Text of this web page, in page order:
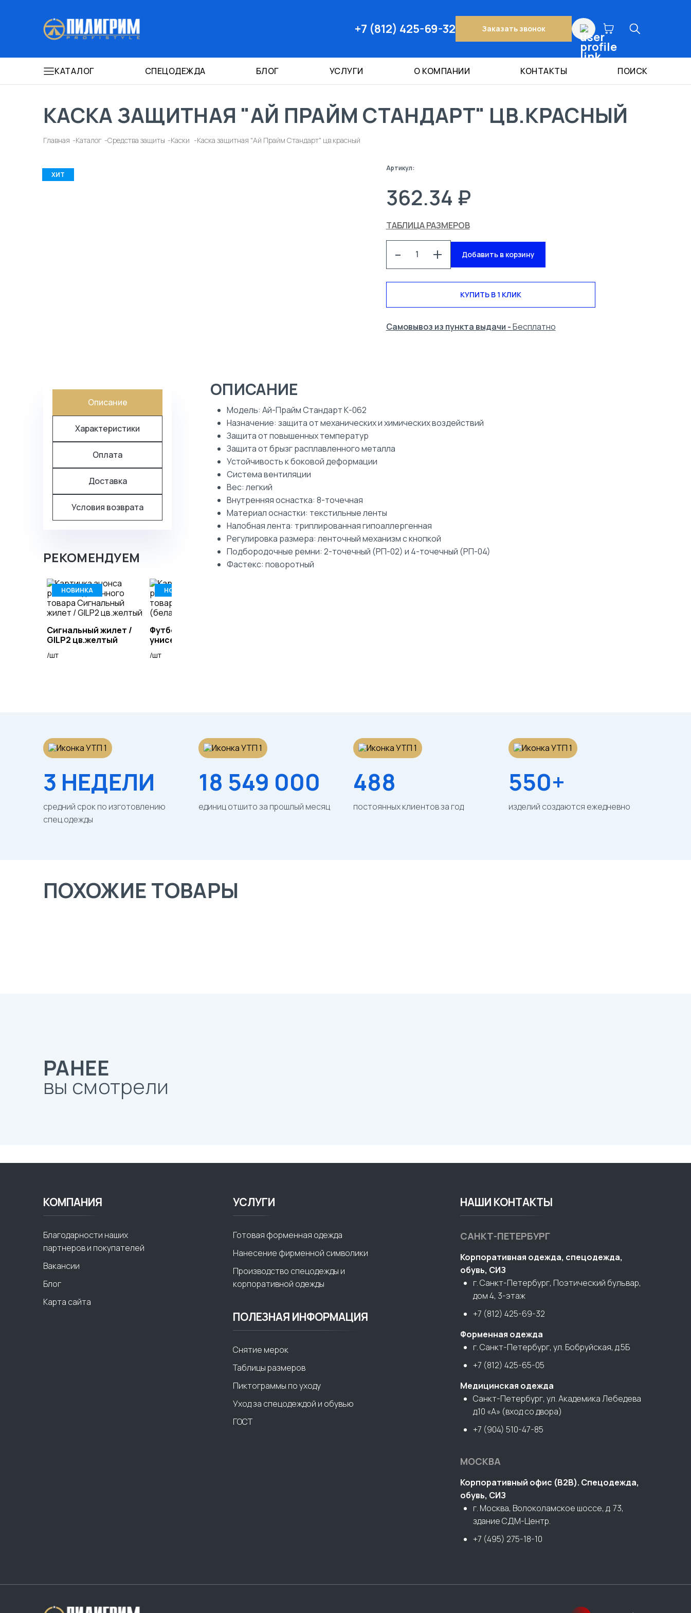
+7 (812) 425-69-32 Заказать звонок
КАТАЛОГ СПЕЦОДЕЖДА БЛОГ УСЛУГИ О КОМПАНИИ КОНТАКТЫ ПОИСК
СПЕЦОДЕЖДА
КАСКА ЗАЩИТНАЯ "АЙ ПРАЙМ СТАНДАРТ" ЦВ.КРАСНЫЙ
Главная Каталог Средства защиты Каски Каска защитная "Ай Прайм Стандарт" цв.красный
ХИТ
Артикул:
362.34 ₽
ТАБЛИЦА РАЗМЕРОВ
- + Добавить в корзину
КУПИТЬ В 1 КЛИК
Самовывоз из пункта выдачи -Бесплатно
Описание
Характеристики
Оплата
Доставка
Условия возврата
РЕКОМЕНДУЕМ
НОВИНКА
Сигнальный жилет /
GILP2 цв.желтый
/шт
НОВИНКА
Футболка (белая)
унисекс
/шт
ОПИСАНИЕ
Модель: Ай-Прайм Стандарт К-062
Назначение: защита от механических и химических воздействий
Защита от повышенных температур
Защита от брызг расплавленного металла
Устойчивость к боковой деформации
Система вентиляции
Вес: легкий
Внутренняя оснастка: 8-точечная
Материал оснастки: текстильные ленты
Налобная лента: триплированная гипоаллергенная
Регулировка размера: ленточный механизм с кнопкой
Подбородочные ремни: 2-точечный (РП-02) и 4-точечный (РП-04)
Фастекс: поворотный
3 НЕДЕЛИ
средний срок по изготовлению
спец.одежды
18 549 000
единиц отшито за прошлый месяц
488
постоянных клиентов за год
550+
изделий создаются ежедневно
ПОХОЖИЕ ТОВАРЫ
РАНЕЕ
вы смотрели
КОМПАНИЯ
Благодарности наших
партнеров и покупателей
Вакансии
Блог
Карта сайта
УСЛУГИ
Готовая форменная одежда
Нанесение фирменной символики
Производство спецодежды и
корпоративной одежды
ПОЛЕЗНАЯ ИНФОРМАЦИЯ
Снятие мерок
Таблицы размеров
Пиктограммы по уходу
Уход за спецодеждой и обувью
ГОСТ
НАШИ КОНТАКТЫ
САНКТ-ПЕТЕРБУРГ
Корпоративная одежда, спецодежда,
обувь, СИЗ
г. Санкт-Петербург, Поэтический бульвар,
дом 4, 3-этаж
+7 (812) 425-69-32
Форменная одежда
г. Санкт-Петербург, ул. Бобруйская, д.5Б
+7 (812) 425-65-05
Медицинская одежда
Санкт-Петербург, ул. Академика Лебедева
д.10 «А» (вход со двора)
+7 (904) 510-47-85
МОСКВА
Корпоративный офис (В2В). Спецодежда,
обувь, СИЗ
г. Москва, Волоколамское шоссе, д. 73,
здание СДМ-Центр.
+7 (495) 275-18-10